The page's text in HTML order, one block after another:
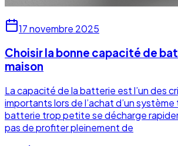
17 novembre 2025
Choisir la bonne capacité de
maison
La capacité de la batterie est l’un des
importants lors de l’achat d’un système
batterie trop petite se décharge
pas de profiter pleinement de